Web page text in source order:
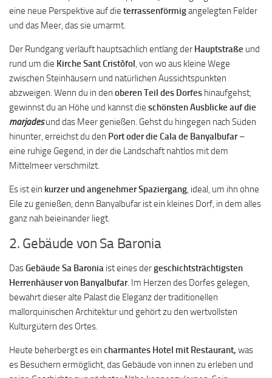
eine neue Perspektive auf die terrassenförmigangelegten Felder
und das Meer, das sie umarmt.
Der Rundgang verläuft hauptsächlich entlang der Hauptstraße und
rund um die Kirche Sant Cristòfol , von wo aus kleine Wege
zwischen Steinhäusern und natürlichen Aussichtspunkten
abzweigen. Wenn du in den oberen Teil des Dorfes hinaufgehst,
gewinnst du an Höhe und kannst die schönsten Ausblicke auf die
marjadesund das Meer genießen. Gehst du hingegen nach Süden
hinunter, erreichst du den Port oder die Cala de Banyalbufar–
eine ruhige Gegend, in der die Landschaft nahtlos mit dem
Mittelmeer verschmilzt.
Es ist ein kurzer und angenehmer Spaziergang , ideal, um ihn ohne
Eile zu genießen, denn Banyalbufar ist ein kleines Dorf, in dem alles
ganz nah beieinander liegt.
2. Gebäude von Sa Baronia
DasGebäude Sa Baronia ist eines dergeschichtsträchtigsten
Herrenhäuser von Banyalbufar. Im Herzen des Dorfes gelegen,
bewahrt dieser alte Palast die Eleganz der traditionellen
mallorquinischen Architektur und gehört zu den wertvollsten
Kulturgütern des Ortes.
Heute beherbergt es ein charmantes Hotel mit Restaurant, was
es Besuchern ermöglicht, das Gebäude von innen zu erleben und